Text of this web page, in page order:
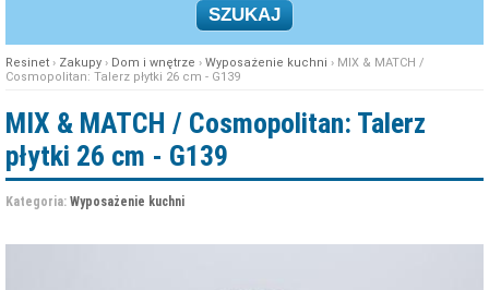
IMPREZY
W KINACH
Resinet › Zakupy › Dom i wnętrze › Wyposażenie kuchni › MIX & MATCH /
Cosmopolitan: Talerz płytki 26 cm - G139
MIX & MATCH / Cosmopolitan: Talerz
płytki 26 cm - G139
Kategoria: Wyposażenie kuchni